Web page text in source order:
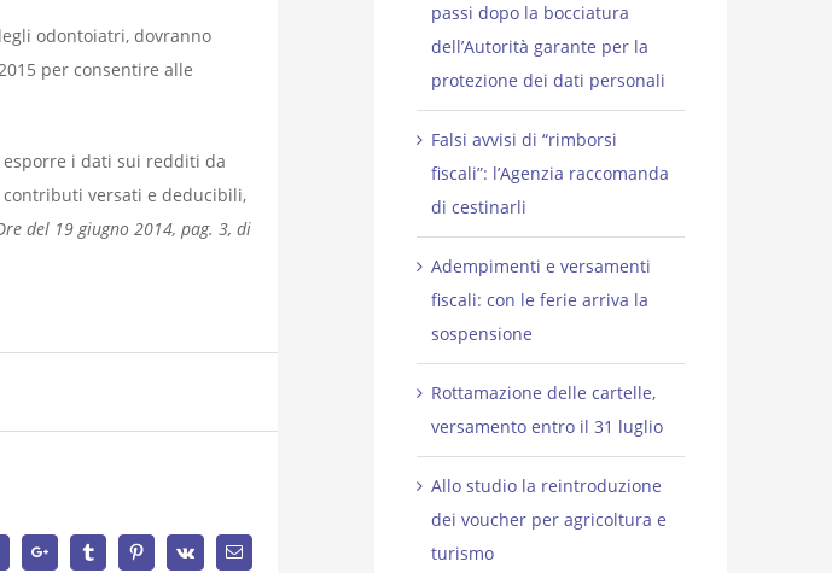
odontoiatri, dovranno
per consentire alle
i dati sui redditi da
versati e deducibili,
del 19 giugno 2014, pag. 3, di
Reddit Google+ Tumblr PinterestVk Email
passi dopo la bocciatura
dell’Autorità garante per la
protezione dei dati personali
Falsi avvisi di “rimborsi
fiscali”: l’Agenzia raccomanda
di cestinarli
Adempimenti e versamenti
fiscali: con le ferie arriva la
sospensione
Rottamazione delle cartelle,
versamento entro il 31 luglio
Allo studio la reintroduzione
dei voucher per agricoltura e
turismo